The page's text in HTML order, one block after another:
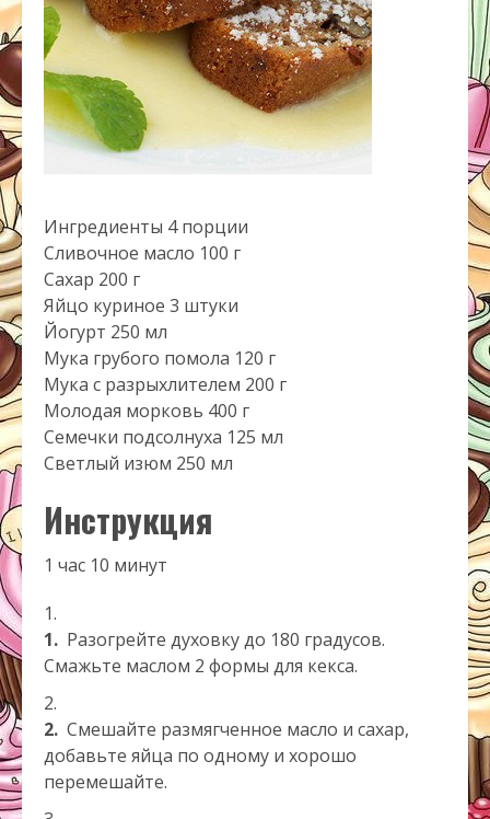
Ингредиенты 4 порции
Сливочное масло 100 г
Сахар 200 г
Яйцо куриное 3 штуки
Йогурт 250 мл
Мука грубого помола 120 г
Мука с разрыхлителем 200 г
Молодая морковь 400 г
Семечки подсолнуха 125 мл
Светлый изюм 250 мл
Инструкция
1 час 10 минут
1. Разогрейте духовку до 180 градусов.
Смажьте маслом 2 формы для кекса.
2. Смешайте размягченное масло и сахар,
добавьте яйца по одному и хорошо
перемешайте.